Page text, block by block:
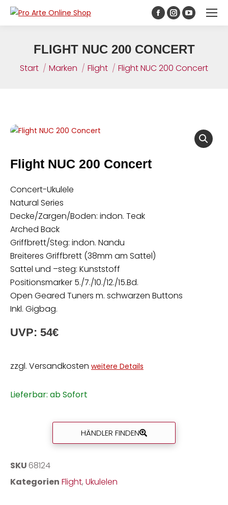
springen
FLIGHT NUC 200 CONCERT
Sie befinden sich hier:
Start Marken Flight Flight NUC 200 Concert
Flight NUC 200 Concert
Concert-Ukulele
Natural Series
Decke/Zargen/Boden: indon. Teak
Arched Back
Griffbrett/Steg: indon. Nandu
Breiteres Griffbrett (38mm am Sattel)
Sattel und –steg: Kunststoff
Positionsmarker 5./7./10./12./15.Bd.
Open Geared Tuners m. schwarzen Buttons
Inkl. Gigbag.
UVP: 54€
zzgl. Versandkosten weitere Details
Lieferbar: ab Sofort
HÄNDLER FINDEN
SKU 68124
Kategorien Flight, Ukulelen